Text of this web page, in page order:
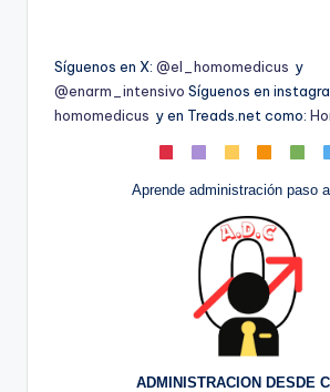
Síguenos en X: @el_homomedicus y
@enarm_intensivo Síguenos en
homomedicus y en Treads.net como:
Aprende administración paso
ADMINISTRACION DESDE